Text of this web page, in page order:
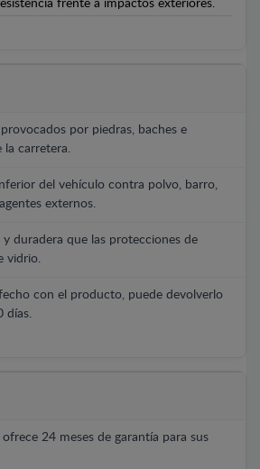
frente a impactos exteriores.
por piedras, baches e
la carretera.
del vehículo contra polvo, barro,
externos.
y duradera que las protecciones de
vidrio.
con el producto, puede devolverlo
días.
24 meses de garantía para sus